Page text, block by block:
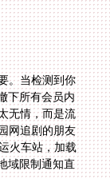
。当检测到你
下所有会员内
无情，而是流
网追剧的朋友
火车站，加载
域限制通知直